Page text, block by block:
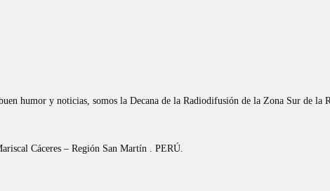
humor y noticias, somos la Decana de la Radiodifusión de la Zona Sur de la
Cáceres – Región San Martín . PERÚ.